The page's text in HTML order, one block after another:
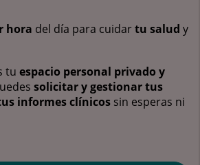
hora del día para cuidartu salud y
tu espacio personal privado y
solicitar y gestionar tus
informes clínicos sin esperas ni